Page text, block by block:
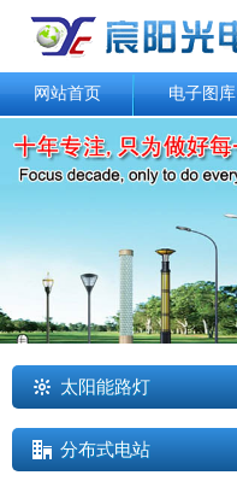
网站首页 电子图库
太阳能路灯
分布式电站